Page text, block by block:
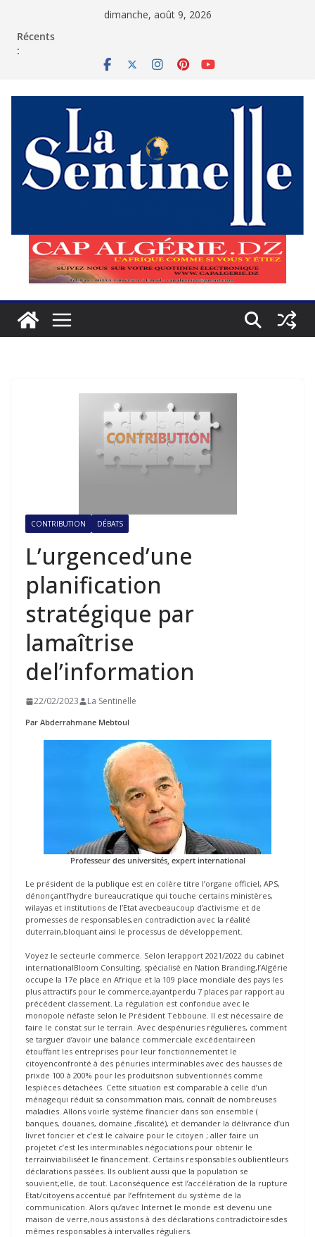
dimanche, août 9, 2026
Récents
:
CONTRIBUTION DÉBATS
L’urgenced’une
planification
stratégique par
lamaîtrise
del’information
22/02/2023 La Sentinelle
Par Abderrahmane Mebtoul
Professeur des universités, expert international
Le président de la publique est en colère titre l’organe officiel, APS,
dénonçantl’hydre bureaucratique qui touche certains ministères,
wilayas et institutions de l’Etat avecbeaucoup d’activisme et de
promesses de responsables,en contradiction avec la réalité
duterrain,bloquant ainsi le processus de développement.
Voyez le secteurle commerce. Selon lerapport 2021/2022 du cabinet
internationalBloom Consulting, spécialisé en Nation Branding,l’Algérie
occupe la 17e place en Afrique et la 109 place mondiale des pays les
plus attractifs pour le commerce,ayantperdu 7 places par rapport au
précédent classement. La régulation est confondue avec le
monopole néfaste selon le Président Tebboune. Il est nécessaire de
faire le constat sur le terrain. Avec despénuries régulières, comment
se targuer d’avoir une balance commerciale excédentaireen
étouffant les entreprises pour leur fonctionnementet le
citoyenconfronté à des pénuries interminables avec des hausses de
prixde 100 à 200% pour les produitsnon subventionnés comme
lespièces détachées. Cette situation est comparable à celle d’un
ménagequi réduit sa consommation mais, connaît de nombreuses
maladies. Allons voirle système financier dans son ensemble (
banques, douanes, domaine ,fiscalité), et demander la délivrance d’un
livret foncier et c’est le calvaire pour le citoyen ; aller faire un
projetet c’est les interminables négociations pour obtenir le
terrainviabiliséet le financement. Certains responsables oublientleurs
déclarations passées. Ils oublient aussi que la population se
souvient,elle, de tout. Laconséquence est l’accélération de la rupture
Etat/citoyens accentué par l’effritement du système de la
communication. Alors qu’avec Internet le monde est devenu une
maison de verre,nous assistons à des déclarations contradictoiresdes
mêmes responsables à intervalles réguliers.